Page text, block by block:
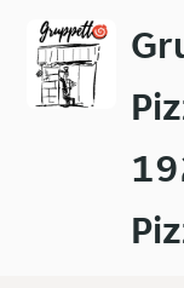
Passa
contenuto
principale